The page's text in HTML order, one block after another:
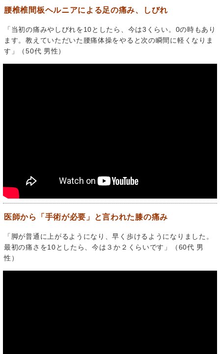
腰椎椎間板ヘルニアによる足の痛み、しびれ
「当初の痛みやしびれを10としたら、今は3くらい。0の時もあり
ます。教えていただいた腰痛体操をやると次の瞬間に軽くなりま
す」（50代 男性）
医師から「手術が必要」と言われた膝の痛み
「脚が普通に上がるようになり、早く歩けるようになりました。
最初の痛さを10としたら、今は３か２くらいです」（60代 男
性）